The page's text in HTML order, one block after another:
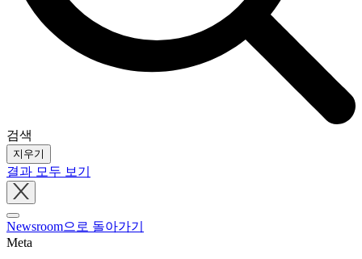
검색
지우기
결과 모두 보기
tray
Newsroom으로 돌아가기
Meta